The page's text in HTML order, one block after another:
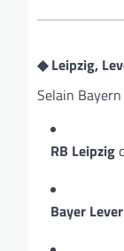
◆ Leipzig,
Selain
RB Leipzig
Bayer